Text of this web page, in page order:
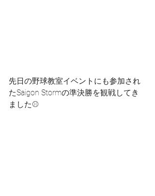
先日の野球教室イベントにも参加され
たSaigon Stormの準決勝を観戦してき
ました⚾️